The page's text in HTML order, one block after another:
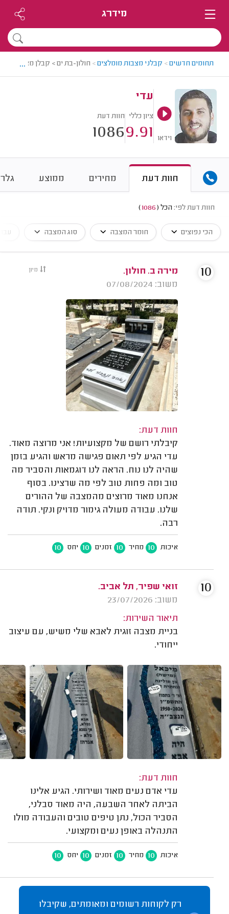
מידרג
תחומים חדשים> קבלני מצבות מומלצים> חולון-בת ים > קבלן מצבות
...
וידאו
עדי
ציון כללי
9.91
חוות דעת
1086
חוות דעת מחירים ממוצע
חוות דעת לפי: הכל (
1086
)
הכי נפוצים חומר המצבה סוג המצבה
מיון
מירה ב. חולון.
משוב: 07/08/2024
חוות דעת:
קיבלתי רושם של מקצועיות! אני מרוצה מאוד.
עדי הגיע לפי תאום פגישה מראש והגיע בזמן
שהיה לנו נוח. הראה לנו דוגמאות והסביר מה
טוב ומה פחות טוב לפי מה שרצינו. בסוף
אנחנו מאוד מרוצים מהמצבה של ההורים
שלנו. עבודה מעולה גימור מדויק ונקי. תודה
רבה.
איכות 10 מחיר 10 זמנים 10 יחס 10
10
זואי שפיר, תל אביב.
משוב: 23/07/2026
תיאור השירות:
בניית מצבה זוגית לאבא שלי משיש, עם עיצוב
ייחודי.
חוות דעת:
עדי אדם נעים מאוד ושירותי. הגיע אלינו
הביתה לאחר השבעה, היה מאוד סבלני,
הסביר הכול, נתן טיפים טובים והעבודה מולו
התנהלה באופן נעים ומקצועי.
איכות 10 מחיר 10 זמנים 10 יחס 10
10
רק לקוחות רשומים ומאומתים, שקיבלו